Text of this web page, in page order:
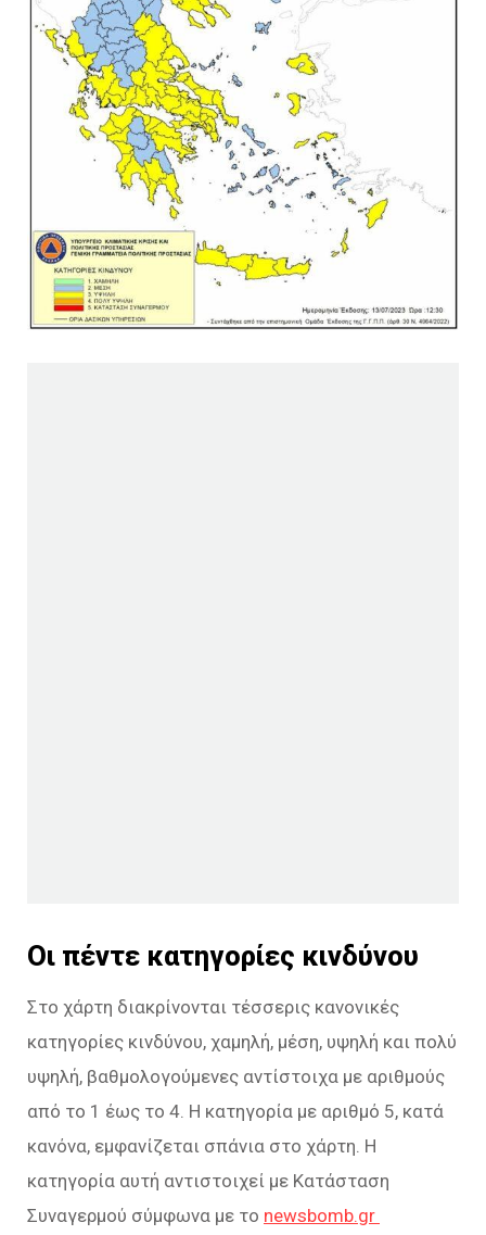
Οι πέντε κατηγορίες κινδύνου
Στο χάρτη διακρίνονται τέσσερις κανονικές
κατηγορίες κινδύνου, χαμηλή, μέση, υψηλή και πολύ
υψηλή, βαθμολογούμενες αντίστοιχα με αριθμούς
από το 1 έως το 4. Η κατηγορία με αριθμό 5, κατά
κανόνα, εμφανίζεται σπάνια στο χάρτη. Η
κατηγορία αυτή αντιστοιχεί με Κατάσταση
Συναγερμού σύμφωνα με το newsbomb.gr